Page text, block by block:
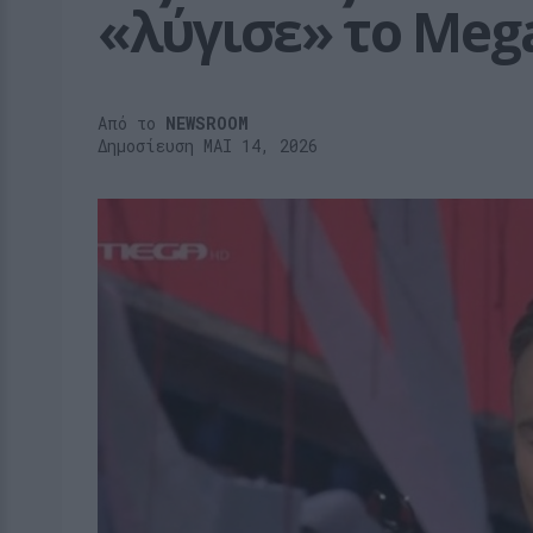
«λύγισε» το
Από το NEWSROOM
Δημοσίευση ΜΑΙ 14, 2026